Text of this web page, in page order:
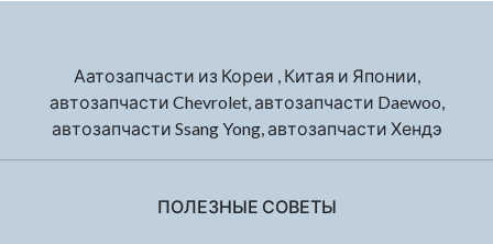
Аатозапчасти из Кореи , Китая и Японии,
автозапчасти Chevrolet, автозапчасти Daewoo,
автозапчасти Ssang Yong, автозапчасти Хендэ
ПОЛЕЗНЫЕ СОВЕТЫ